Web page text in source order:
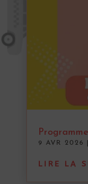
9 AVR 2026
LIRE LA